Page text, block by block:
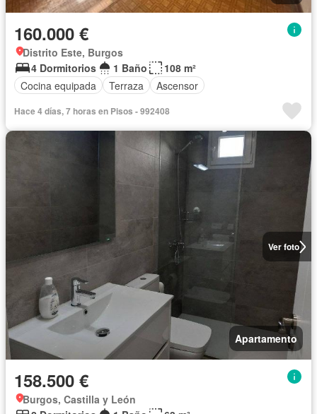
160.000 €
Distrito Este, Burgos
4 Dormitorios
1 Baño
108 m²
Cocina equipada
Terraza Ascensor
Hace 4 días, 7 horas en Pisos - 992408
Ver foto
Apartamento
158.500 €
Burgos, Castilla y León